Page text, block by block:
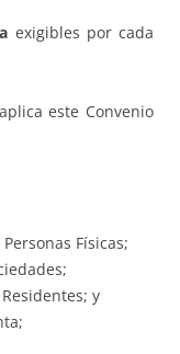
exigibles por cada
este Convenio
Físicas;
y